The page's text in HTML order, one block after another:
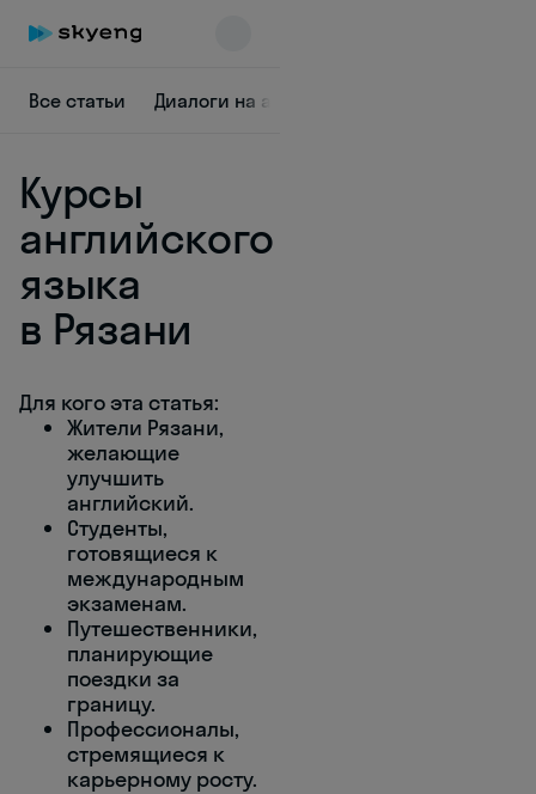
Все статьи Диалоги на английском
Курсы
английского
языка
в Рязани
Для кого эта статья:
Жители Рязани,
желающие
улучшить
английский.
Студенты,
готовящиеся к
международным
экзаменам.
Путешественники,
планирующие
поездки за
границу.
Профессионалы,
стремящиеся к
карьерному росту.
Skyeng Chat
online